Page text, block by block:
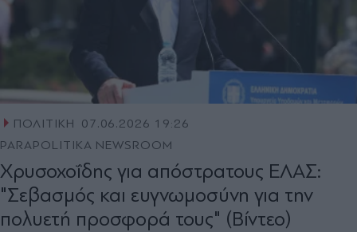
ΠΟΛΙΤΙΚΗ
07.06.2026 19:26
PARAPOLITIKA NEWSROOM
Χρυσοχοΐδης για απόστρατους ΕΛΑΣ:
"Σεβασμός και ευγνωμοσύνη για την
πολυετή προσφορά τους" (Βίντεο)